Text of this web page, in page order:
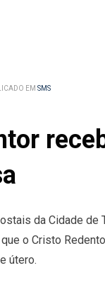
EM SMS
da Cidade de
o Cristo
útero.